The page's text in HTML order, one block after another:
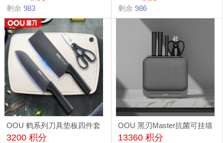
剩余 983 剩余 986
OOU 鹤系列刀具垫板四件套
UC4178
3200 积分
OOU 黑刃Master抗菌可挂墙
七件套 DJ0041
13360 积分